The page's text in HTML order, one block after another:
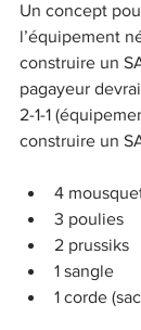
Un concept
l’équipement
construire un
pagayeur
2-1-1
construire un
4
3 poulies
2 prussiks
1 sangle
1 corde